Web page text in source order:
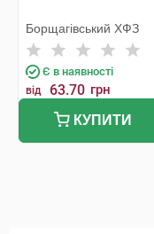
Борщагівський ХФЗ
Є в наявності
від 63.70 грн
КУПИТИ